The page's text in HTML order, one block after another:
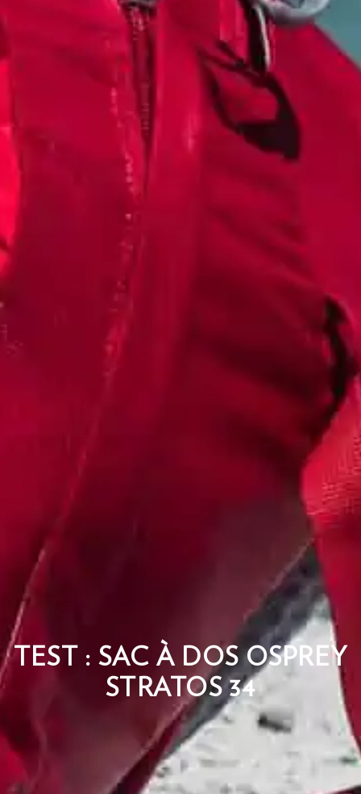
TEST : SAC À DOS OSPREY
STRATOS 34